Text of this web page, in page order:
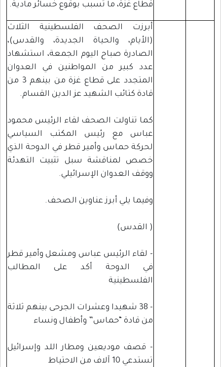
قطاع غزة، ما تسبب بوقوع خسائر مادية.
أبرزت الصحف الفلسطينية الثلاث
(الأيام، والحياة الجديدة، والقدس)،
الصادرة صباح اليوم الجمعة، استشهاد
عدد كبير من المواطنين في العدوان
المتجدد على قطاع غزة من بينهم 3 من
قادة كتائب الشهيد عز الدين القسام.
كما تناولت الصحف لقاء الرئيس محمود
عباس مع رئيس المكتب السياسي
لحركة حماس وأمير قطر في الدوحة الذي
خصص لمناقشة سبل تثبيت التهدئة
ووقف العدوان الإسرائيلي.
وفيما يلي أبرز عناوين الصحف.
( القدس)
- لقاء الرئيس عباس ومشعل وأمير قطر
في الدوحة أكد على المطالب
الفلسطينية
- 38 شهيدا وعشرات الجرحى بينهم ثلاثة
من قادة “حماس” وأطفال ونساء
- قصف موديعين ومطار اللد وإسرائيل
تستدعي 10 آلاف من الاحتياط